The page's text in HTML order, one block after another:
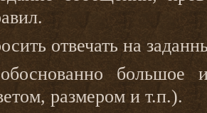
отвечать на
большое
размером и т.п.).